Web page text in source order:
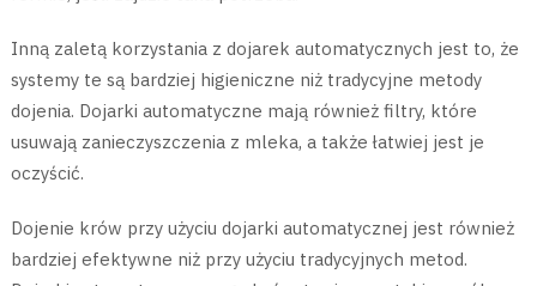
Inną zaletą korzystania z dojarek automatycznych jest to, że
systemy te są bardziej higieniczne niż tradycyjne metody
dojenia. Dojarki automatyczne mają również filtry, które
usuwają zanieczyszczenia z mleka, a także łatwiej jest je
oczyścić.
Dojenie krów przy użyciu dojarki automatycznej jest również
bardziej efektywne niż przy użyciu tradycyjnych metod.